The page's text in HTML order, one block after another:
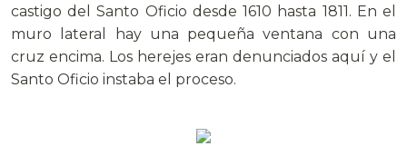
castigo del Santo Oficio desde 1610 hasta 1811. En el
muro lateral hay una pequeña ventana con una
cruz encima. Los herejes eran denunciados aquí y el
Santo Oficio instaba el proceso.